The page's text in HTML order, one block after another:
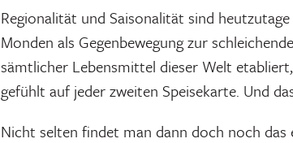
Regionalität und Saisonalität sind
Monden als Gegenbewegung zur
sämtlicher Lebensmittel dieser Welt
gefühlt auf jeder zweiten Speisekarte. Und
Nicht selten findet man dann doch noch